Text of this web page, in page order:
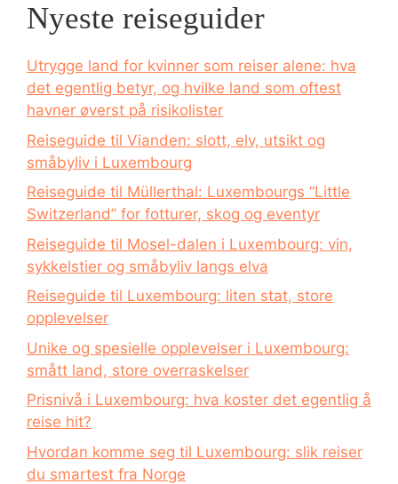
Nyeste reiseguider
Utrygge land for kvinner som reiser alene: hva
det egentlig betyr, og hvilke land som oftest
havner øverst på risikolister
Reiseguide til Vianden: slott, elv, utsikt og
småbyliv i Luxembourg
Reiseguide til Müllerthal: Luxembourgs “Little
Switzerland” for fotturer, skog og eventyr
Reiseguide til Mosel-dalen i Luxembourg: vin,
sykkelstier og småbyliv langs elva
Reiseguide til Luxembourg: liten stat, store
opplevelser
Unike og spesielle opplevelser i Luxembourg:
smått land, store overraskelser
Prisnivå i Luxembourg: hva koster det egentlig å
reise hit?
Hvordan komme seg til Luxembourg: slik reiser
du smartest fra Norge